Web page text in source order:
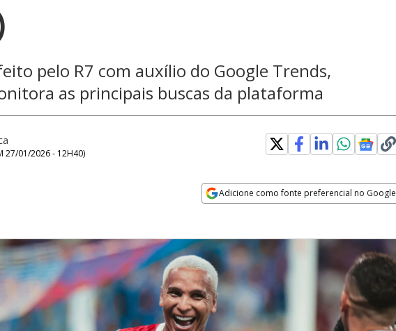
pelo R7 com auxílio do Google Trends,
as principais buscas da plataforma
27/01/2026 - 12H40)
Adicione como fonte preferencial no Google